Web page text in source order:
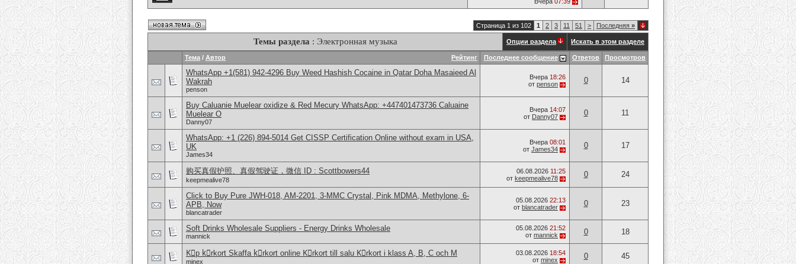
Страница 1 из 102 1 2 3 11 51 > Последняя »
Темы раздела : Электронная музыка Опции раздела Искать в этом разделе
Рейтинг
Тема / Автор Последнее сообщение Ответов Просмотров
WhatsApp +1(581) 942-4296 Buy Weed Hashish Cocaine in Qatar Doha Masaieed Al
Wakrah
penson
Вчера 18:26
от penson 0 14
Buy Caluanie Muelear oxidize & Red Mecury WhatsApp: +447401473736 Caluaine
Muelear O
Danny07
Вчера 14:07
от Danny07 0 11
WhatsApp: +1 (226) 894-5014​ Get CISSP Certification Online without exam in USA,
UK
James34
Вчера 08:01
от James34 0 17
购买真假护照、真假驾驶证，微信 ID : Scottbowers44
keepmealive78
06.08.2026 11:25
от keepmealive78 0 24
Click to Buy Pure JWH-018, AM-2201, 3-MMC Crystal, Pink MDMA, Methylone, 6-
APB, Now
blancatrader
05.08.2026 22:13
от blancatrader 0 23
Soft Drinks Wholesale Suppliers - Energy Drinks Wholesale
mannick
05.08.2026 21:52
от mannick 0 18
Kِp kِrkort Skaffa kِrkort online Kِrkort till salu Kِrkort i klass A, B, C och M
minex
03.08.2026 18:54
от minex 0 45